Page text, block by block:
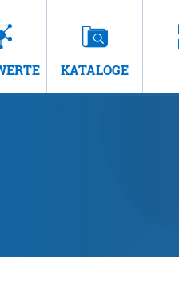
KATALOGE